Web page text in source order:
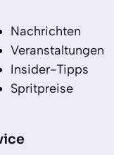
Nachrichten
Veranstaltungen
Insider-Tipps
Spritpreise